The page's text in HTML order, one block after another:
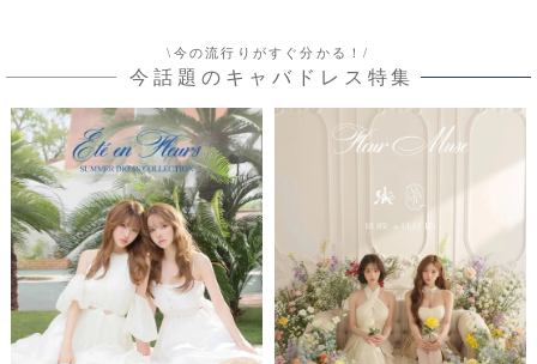
\今の流行りがすぐ分かる！/
今話題のキャバドレス特集